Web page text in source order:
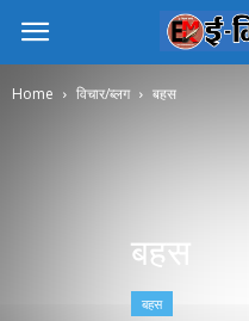
Home विचार/ब्लग बहस
बहस
बहस